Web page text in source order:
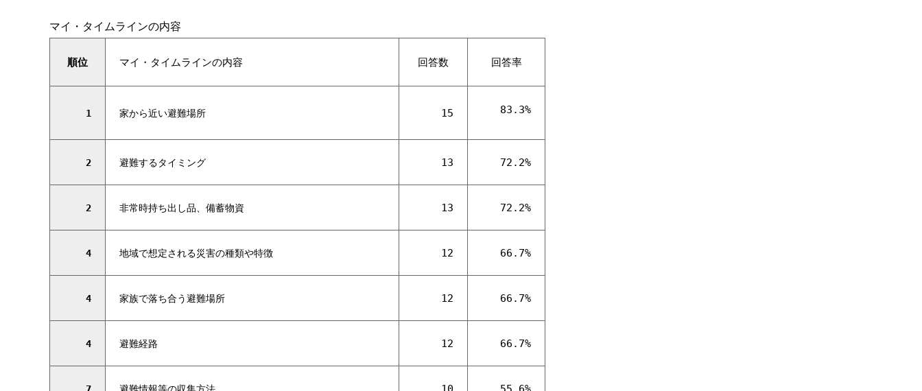
マイ・タイムラインの内容
順位 マイ・タイムラインの内容 回答数 回答率
1 家から近い避難場所 15 83.3%
2 避難するタイミング 13 72.2%
2 非常時持ち出し品、備蓄物資 13 72.2%
4 地域で想定される災害の種類や特徴 12 66.7%
4 家族で落ち合う避難場所 12 66.7%
4 避難経路 12 66.7%
7 避難情報等の収集方法